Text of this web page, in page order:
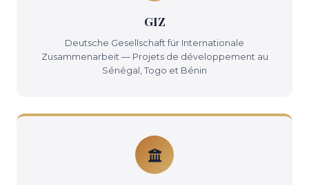
GIZ
Deutsche Gesellschaft für Internationale
Zusammenarbeit — Projets de développement au
Sénégal, Togo et Bénin